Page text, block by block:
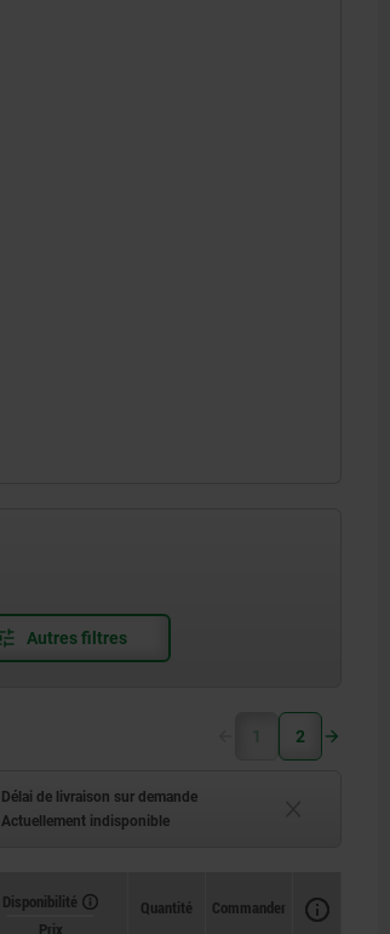
1 2
Délai de livraison sur demande
Actuellement indisponible
Alésage de
Disponibilité
Prix
Quantité Commander
Alésage de
Disponibilité
Prix
Quantité Commander